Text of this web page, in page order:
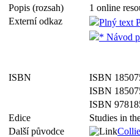
Popis (rozsah)
1 online
Externí odkaz
Plný text
* Návod
ISBN
ISBN
ISBN
ISBN
Edice
Studies in
Další původce